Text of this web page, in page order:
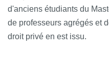
d'anciens étudiants du
de professeurs agrégés et
droit privé en est issu.